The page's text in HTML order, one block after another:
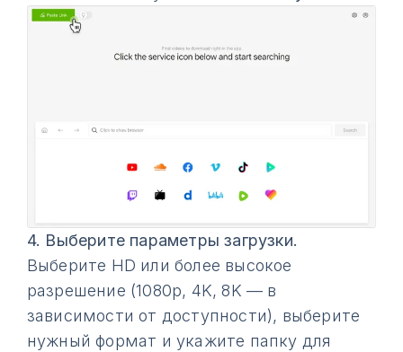
4. Выберите параметры загрузки.
Выберите HD или более высокое
разрешение (1080p, 4K, 8K — в
зависимости от доступности), выберите
нужный формат и укажите папку для